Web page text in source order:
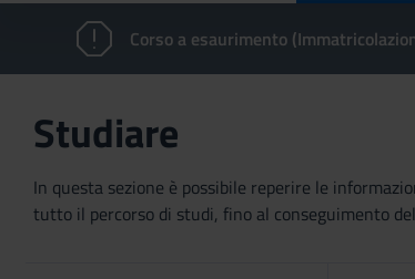
Corso a esaurimento
Studiare
In questa sezione è possibile reperire le
tutto il percorso di studi, fino al conseguimento